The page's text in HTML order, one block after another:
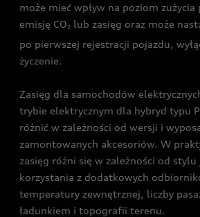
może mieć wpływ na poziom
emisję CO2 lub zasięg oraz może
po pierwszej rejestracji pojazdu,
życzenie.
Zasięg dla samochodów
trybie elektrycznym dla hybryd typu
różnić w zależności od wersji i
zamontowanych akcesoriów. W
zasięg różni się w zależności od stylu
korzystania z dodatkowych
temperatury zewnętrznej, liczby
ładunkiem i topografii terenu.